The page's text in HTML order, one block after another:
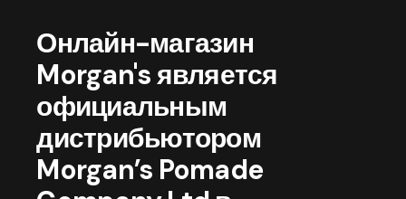
Онлайн-магазин
Morgan's является
официальным
дистрибьютором
Morgan’s Pomade